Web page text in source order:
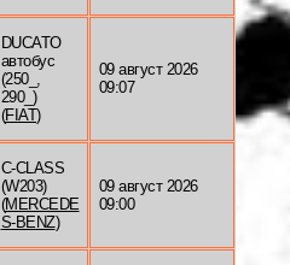
DUCATO
автобус
(250_,
290_)
(FIAT)
09 август 2026
09:07
C-CLASS
(W203)
(MERCEDE
S-BENZ)
09 август 2026
09:00